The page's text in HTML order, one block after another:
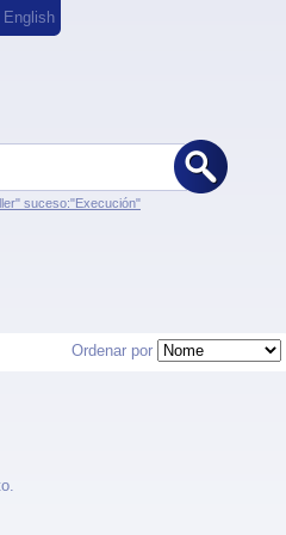
English
suceso:"Execución"
Ordenar por